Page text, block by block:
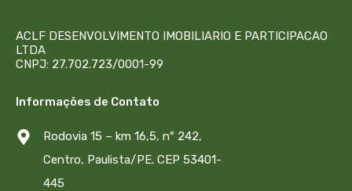
ACLF DESENVOLVIMENTO IMOBILIARIO E PARTICIPACAO
LTDA
CNPJ: 27.702.723/0001-99
Informações de Contato
Rodovia 15 – km 16,5, nº 242,
Centro, Paulista/PE. CEP 53401-
445